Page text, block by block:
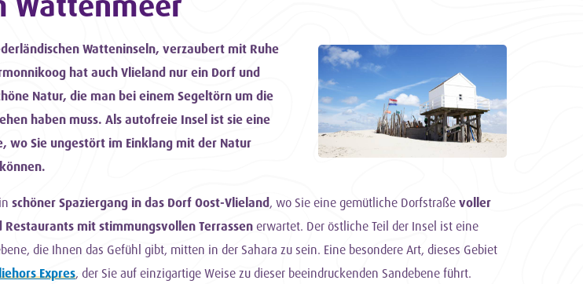
Watteninseln, verzaubert mit Ruhe
hat auch Vlieland nur ein Dorf und
Natur, die man bei einem Segeltörn um die
haben muss. Als autofreie Insel ist sie eine
wo Sie ungestört im Einklang mit der Natur
schöner Spaziergang in das Dorf Oost-Vlieland, wo Sie eine gemütliche Dorfstraße voller
Restaurants mit stimmungsvollen Terrassen erwartet. Der östliche Teil der Insel ist eine
die Ihnen das Gefühl gibt, mitten in der Sahara zu sein. Eine besondere Art, dieses Gebiet
Expres, der Sie auf einzigartige Weise zu dieser beeindruckenden Sandebene führt.